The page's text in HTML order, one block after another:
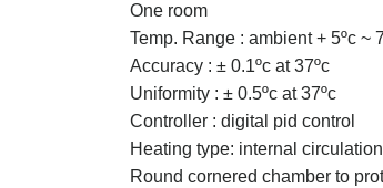
One room
Temp. Range : ambient + 5ºc ~
Accuracy : ± 0.1ºc at 37ºc
Uniformity : ± 0.5ºc at 37ºc
Controller : digital pid control
Heating type: internal
Round cornered chamber to